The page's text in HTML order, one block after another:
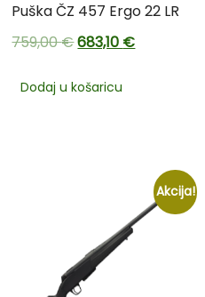
Puška ČZ 457 Ergo 22 LR
759,00€683,10 €
Dodaj u košaricu
Akcija!